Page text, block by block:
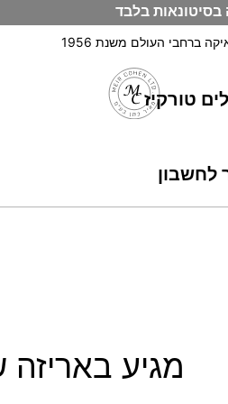
בסיטונאות בלבד
ברחבי העולם משנת 1956
טורקיז
לחשבון
מגיע באריזה של